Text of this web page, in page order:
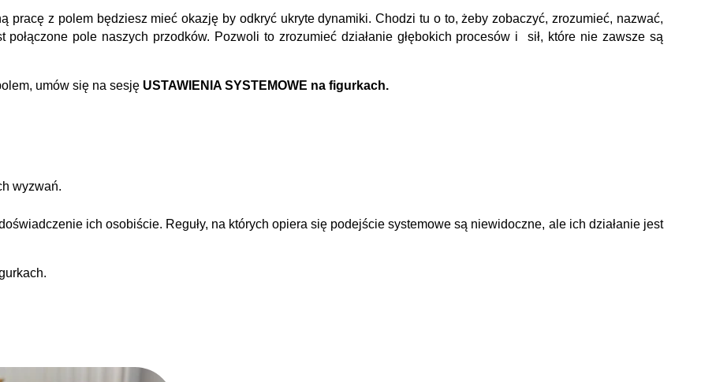
pracę z polem będziesz mieć okazję by odkryć ukryte dynamiki. Chodzi tu o to, żeby zobaczyć, zrozumieć, nazwać,
pole naszych przodków. Pozwoli to zrozumieć działanie głębokich procesów i sił, które nie zawsze są
umów się na sesję USTAWIENIA SYSTEMOWE na figurkach.
wyzwań.
ich osobiście. Reguły, na których opiera się podejście systemowe są niewidoczne, ale ich działanie jest